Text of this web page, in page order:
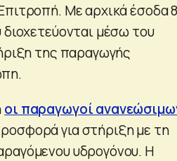
Με αρχικά έσοδα
μέσω του
της παραγωγής
οι παραγωγοί
για στήριξη με τη
υδρογόνου. Η